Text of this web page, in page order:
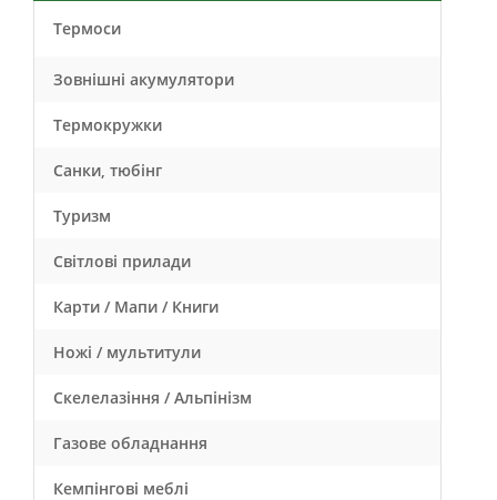
Термоси
Зовнішні акумулятори
Термокружки
Санки, тюбінг
Туризм
Світлові прилади
Карти / Мапи / Книги
Ножі / мультитули
Скелелазіння / Альпінізм
Газове обладнання
Кемпінгові меблі